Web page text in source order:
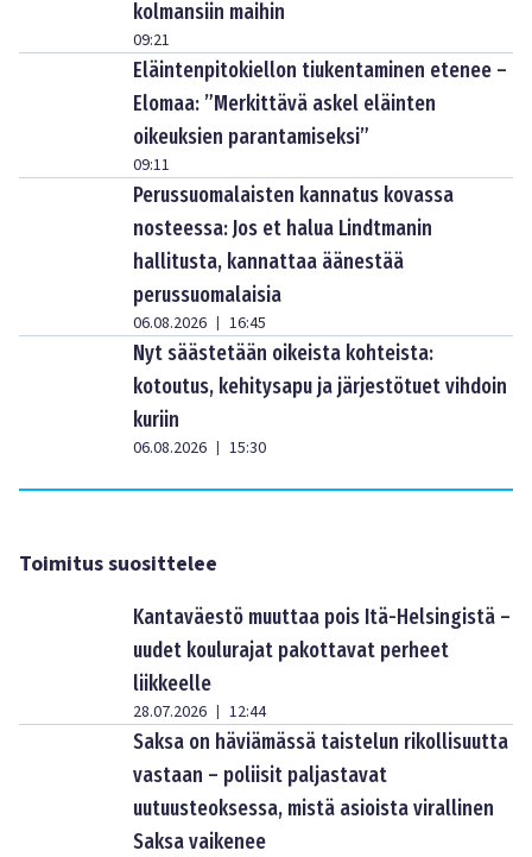
kolmansiin maihin
09:21
Eläintenpitokiellon tiukentaminen etenee –
Elomaa: ”Merkittävä askel eläinten
oikeuksien parantamiseksi”
09:11
Perussuomalaisten kannatus kovassa
nosteessa: Jos et halua Lindtmanin
hallitusta, kannattaa äänestää
perussuomalaisia
06.08.2026 | 16:45
Nyt säästetään oikeista kohteista:
kotoutus, kehitysapu ja järjestötuet vihdoin
kuriin
06.08.2026 | 15:30
Toimitus suosittelee
Kantaväestö muuttaa pois Itä-Helsingistä –
uudet koulurajat pakottavat perheet
liikkeelle
28.07.2026 | 12:44
Saksa on häviämässä taistelun rikollisuutta
vastaan – poliisit paljastavat
uutuusteoksessa, mistä asioista virallinen
Saksa vaikenee